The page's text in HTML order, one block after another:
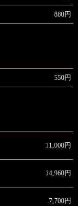
880円
550円
11,000円
14,960円
7,700円